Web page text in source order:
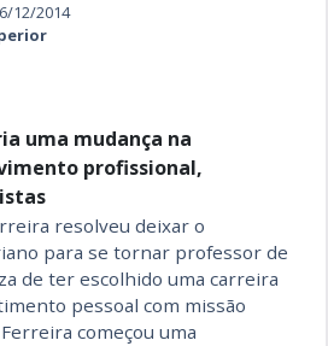
12/2014
uma mudança na
profissional,
resolveu deixar o
para se tornar professor de
de ter escolhido uma carreira
pessoal com missão
começou uma